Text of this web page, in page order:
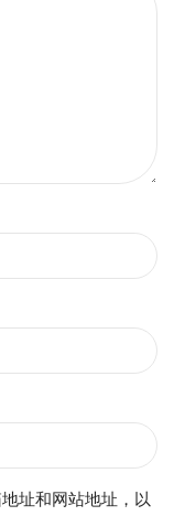
址和网站地址，以